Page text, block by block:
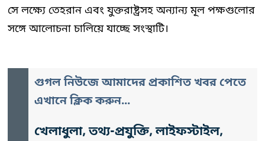
সে লক্ষ্যে তেহরান এবং যুক্তরাষ্ট্রসহ অন্যান্য মূল পক্ষগুলোর
সঙ্গে আলোচনা চালিয়ে যাচ্ছে সংস্থাটি।
গুগল নিউজে আমাদের প্রকাশিত খবর পেতে
এখানে ক্লিক করুন...
খেলাধুলা, তথ্য-প্রযুক্তি, লাইফস্টাইল,